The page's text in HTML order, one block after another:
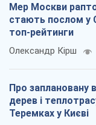
Мер Москви
стають послом у
топ-рейтинги
Олександр Кірш
Про заплановану
дерев і
Теремках у Києві